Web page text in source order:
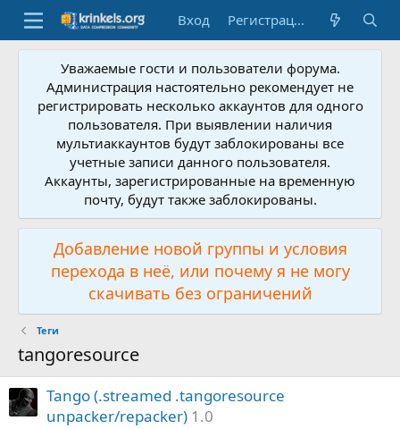
Вход Регистрация
Уважаемые гости и пользователи форума.
Администрация настоятельно рекомендует не
регистрировать несколько аккаунтов для одного
пользователя. При выявлении наличия
мультиаккаунтов будут заблокированы все
учетные записи данного пользователя.
Аккаунты, зарегистрированные на временную
почту, будут также заблокированы.
Добавление новой группы и условия
перехода в неё, или почему я не могу
скачивать без ограничений
Теги
tangoresource
Tango (.streamed .tangoresource
unpacker/repacker) 1.0